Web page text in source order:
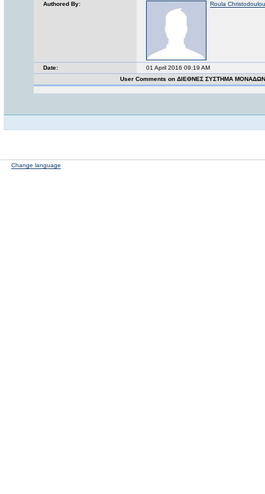
Authored By:
Roula Christodoulou
Date:
01 April 2016 09:19 AM
User Comments on ΔΙΕΘΝΕΣ ΣΥΣΤΗΜΑ
Change language